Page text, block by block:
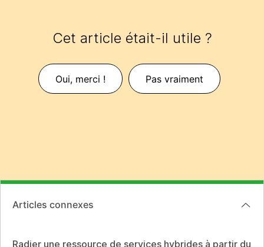
Cet article était-il utile ?
Oui, merci ! Pas vraiment
Articles connexes
Radier une ressource de services hybrides à partir du